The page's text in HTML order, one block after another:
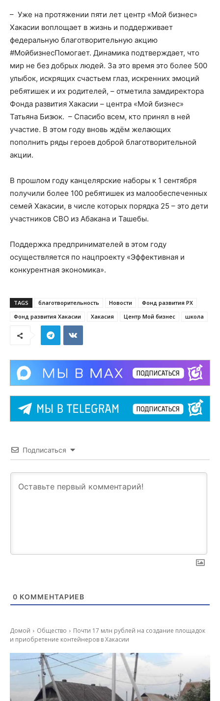
– Уже на протяжении пяти лет центр «Мой бизнес»
Хакасии воплощает в жизнь и поддерживает
федеральную благотворительную акцию
#МойбизнесПомогает. Динамика подтверждает, что
мир не без добрых людей. За это время это более 500
улыбок, искрящих счастьем глаз, искренних эмоций
ребятишек и их родителей, – отметила замдиректора
Фонда развития Хакасии – центра «Мой бизнес»
Татьяна Бизюк. – Спасибо всем, кто принял в ней
участие. В этом году вновь ждём желающих
пополнить ряды героев доброй благотворительной
акции.
В прошлом году канцелярские наборы к 1 сентября
получили более 100 ребятишек из малообеспеченных
семей Хакасии, в числе которых порядка 25 – это дети
участников СВО из Абакана и Ташебы.
Поддержка предпринимателей в этом году
осуществляется по нацпроекту «Эффективная и
конкурентная экономика».
TAGS благотворительность Новости
Фонд развития РХ
Фонд развития Хакасии
Хакасия Центр Мой бизнес школа
Подписаться
0 КОММЕНТАРИЕВ